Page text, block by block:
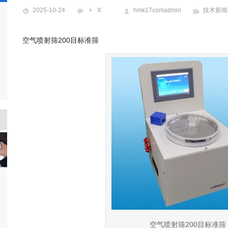
2025-10-24 X hmk17comadmin 技术新闻
空气喷射筛200目标准筛
空气喷射筛200目标准筛